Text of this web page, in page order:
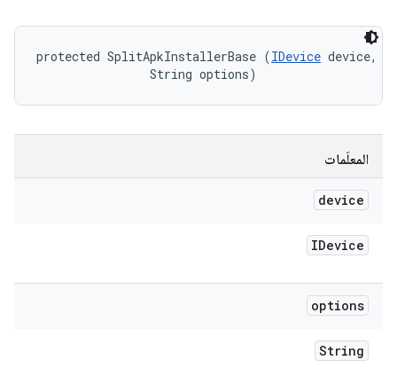
protected SplitApkInstallerBase (IDevice device,
                String options)
المعلَمات
device
IDevice
options
String